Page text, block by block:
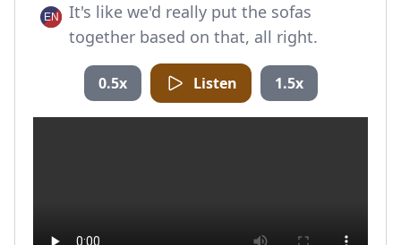
It's like we'd really put the sofas
together based on that, all right.
0.5x Listen 1.5x